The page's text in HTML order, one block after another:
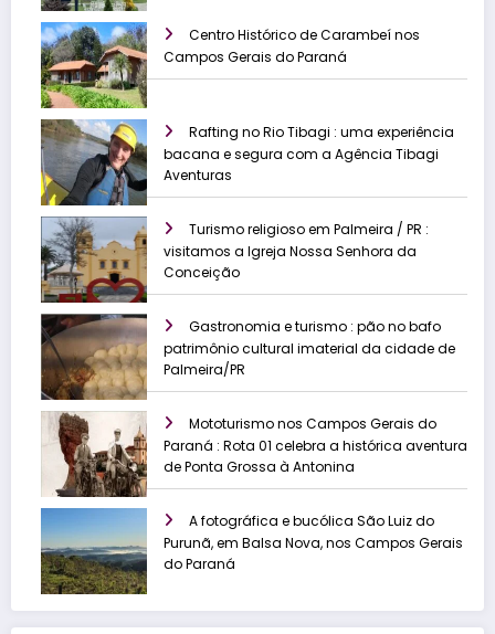
Centro Histórico de Carambeí nos
Campos Gerais do Paraná
Rafting no Rio Tibagi : uma experiência
bacana e segura com a Agência Tibagi
Aventuras
Turismo religioso em Palmeira / PR :
visitamos a Igreja Nossa Senhora da
Conceição
Gastronomia e turismo : pão no bafo
patrimônio cultural imaterial da cidade de
Palmeira/PR
Mototurismo nos Campos Gerais do
Paraná : Rota 01 celebra a histórica aventura
de Ponta Grossa à Antonina
A fotográfica e bucólica São Luiz do
Purunã, em Balsa Nova, nos Campos Gerais
do Paraná